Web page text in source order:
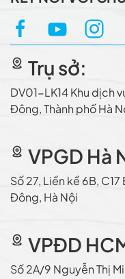
Trụ sở:
DV01-LK14 Khu dịch
Ðông, Thành phố Hà
VPGD Hà
Số 27, Liền kề 6B,
Đông, Hà Nội
VPÐD
Số 2A/9 Nguyễn Thị